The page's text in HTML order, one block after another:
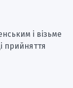
і візьме
прийняття